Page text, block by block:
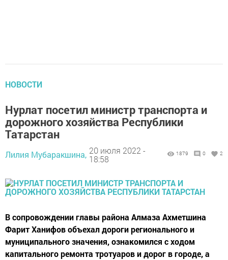
НОВОСТИ
Нурлат посетил министр транспорта и
дорожного хозяйства Республики
Татарстан
Лилия Мубаракшина, 20 июля 2022 -
18:58
1879 0 2
В сопровождении главы района Алмаза Ахметшина
Фарит Ханифов объехал дороги регионального и
муниципального значения, ознакомился с ходом
капитального ремонта тротуаров и дорог в городе, а